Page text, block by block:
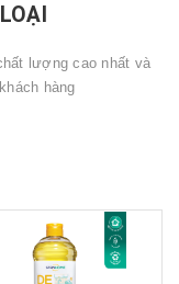
lượng cao nhất và
hàng